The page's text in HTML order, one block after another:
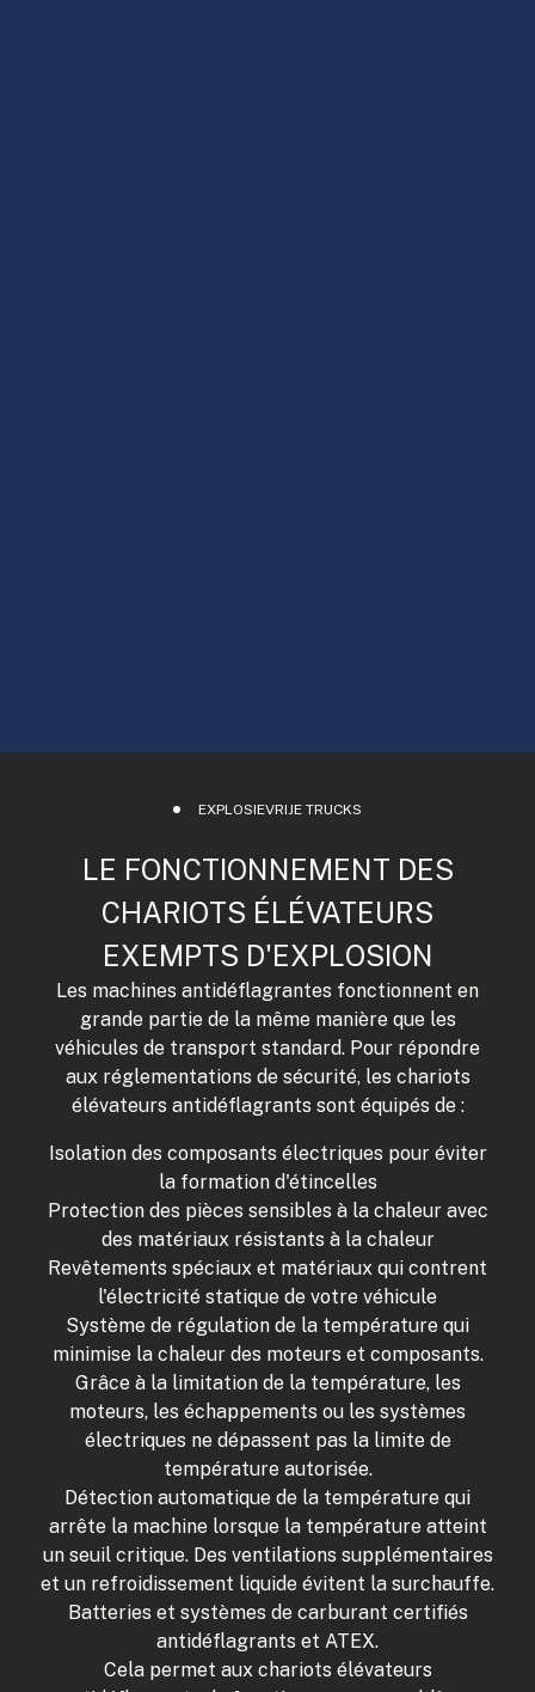
EXPLOSIEVRIJE TRUCKS
LE FONCTIONNEMENT DES
CHARIOTS ÉLÉVATEURS
EXEMPTS D'EXPLOSION
Les machines antidéflagrantes fonctionnent en
grande partie de la même manière que les
véhicules de transport standard. Pour répondre
aux réglementations de sécurité, les chariots
élévateurs antidéflagrants sont équipés de :
Isolation des composants électriques pour éviter
la formation d'étincelles
Protection des pièces sensibles à la chaleur avec
des matériaux résistants à la chaleur
Revêtements spéciaux et matériaux qui contrent
l'électricité statique de votre véhicule
Système de régulation de la température qui
minimise la chaleur des moteurs et composants.
Grâce à la limitation de la température, les
moteurs, les échappements ou les systèmes
électriques ne dépassent pas la limite de
température autorisée.
Détection automatique de la température qui
arrête la machine lorsque la température atteint
un seuil critique. Des ventilations supplémentaires
et un refroidissement liquide évitent la surchauffe.
Batteries et systèmes de carburant certifiés
antidéflagrants et ATEX.
Cela permet aux chariots élévateurs